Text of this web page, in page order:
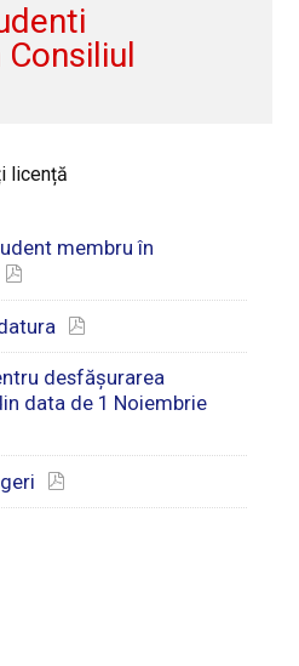
licență
membru în
desfășurarea
data de 1 Noiembrie